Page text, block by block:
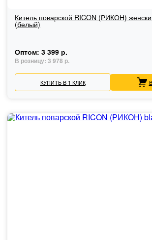
Китель поварской RICON (РИКОН)
(белый)
Оптом: 3 399 р.
В розницу: 3 978 р.
КУПИТЬ В 1 КЛИК